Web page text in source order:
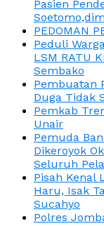
Pasien
PEDOMAN
Peduli
LSM RATU
Sembako
Pembuatan
Duga Tidak
Pemkab
Unair
Pemuda
Dikeroyok
Seluruh
Pisah Kenal
Haru, Isak
Sucahyo
Polres